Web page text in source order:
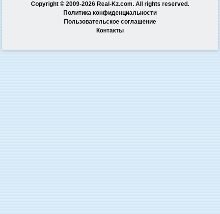
Copyright © 2009-2026 Real-Kz.com. All rights reserved.
Политика конфиденциальности
Пользовательское соглашение
Контакты